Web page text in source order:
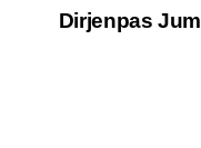
Dirjenpas